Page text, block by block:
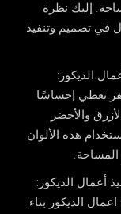
إليك نظرة
في تصميم وتنفيذ
الديكور :
تعطي إحساسًا
والأخضر
هذه الألوان
أعمال الديكور :
الديكور بناء